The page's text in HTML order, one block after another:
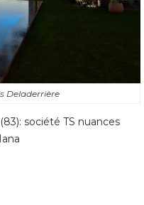
Deladerrière
société TS nuances